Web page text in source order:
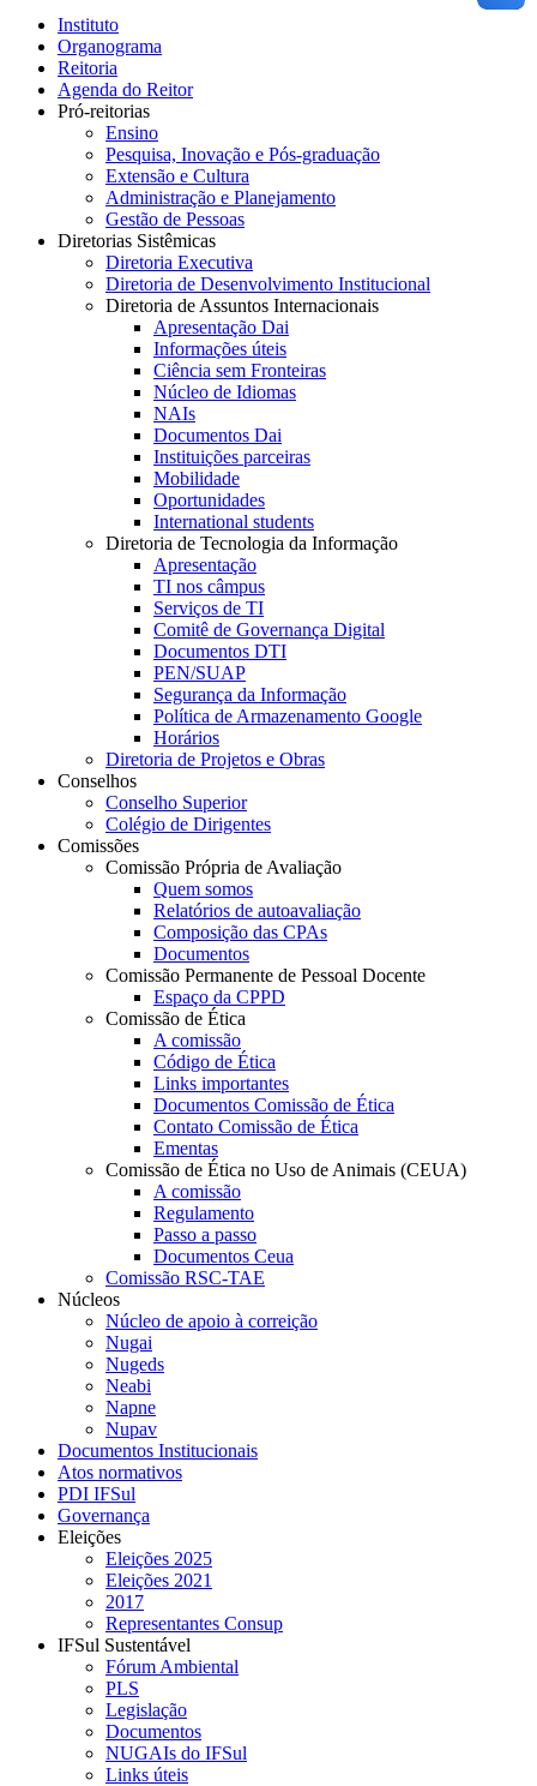
Instituto
Organograma
Reitoria
Agenda do Reitor
Pró-reitorias
Ensino
Pesquisa, Inovação e Pós-graduação
Extensão e Cultura
Administração e Planejamento
Gestão de Pessoas
Diretorias Sistêmicas
Diretoria Executiva
Diretoria de Desenvolvimento Institucional
Diretoria de Assuntos Internacionais
Apresentação Dai
Informações úteis
Ciência sem Fronteiras
Núcleo de Idiomas
NAIs
Documentos Dai
Instituições parceiras
Mobilidade
Oportunidades
International students
Diretoria de Tecnologia da Informação
Apresentação
TI nos câmpus
Serviços de TI
Comitê de Governança Digital
Documentos DTI
PEN/SUAP
Segurança da Informação
Política de Armazenamento Google
Horários
Diretoria de Projetos e Obras
Conselhos
Conselho Superior
Colégio de Dirigentes
Comissões
Comissão Própria de Avaliação
Quem somos
Relatórios de autoavaliação
Composição das CPAs
Documentos
Comissão Permanente de Pessoal Docente
Espaço da CPPD
Comissão de Ética
A comissão
Código de Ética
Links importantes
Documentos Comissão de Ética
Contato Comissão de Ética
Ementas
Comissão de Ética no Uso de Animais (CEUA)
A comissão
Regulamento
Passo a passo
Documentos Ceua
Comissão RSC-TAE
Núcleos
Núcleo de apoio à correição
Nugai
Nugeds
Neabi
Napne
Nupav
Documentos Institucionais
Atos normativos
PDI IFSul
Governança
Eleições
Eleições 2025
Eleições 2021
2017
Representantes Consup
IFSul Sustentável
Fórum Ambiental
PLS
Legislação
Documentos
NUGAIs do IFSul
Links úteis